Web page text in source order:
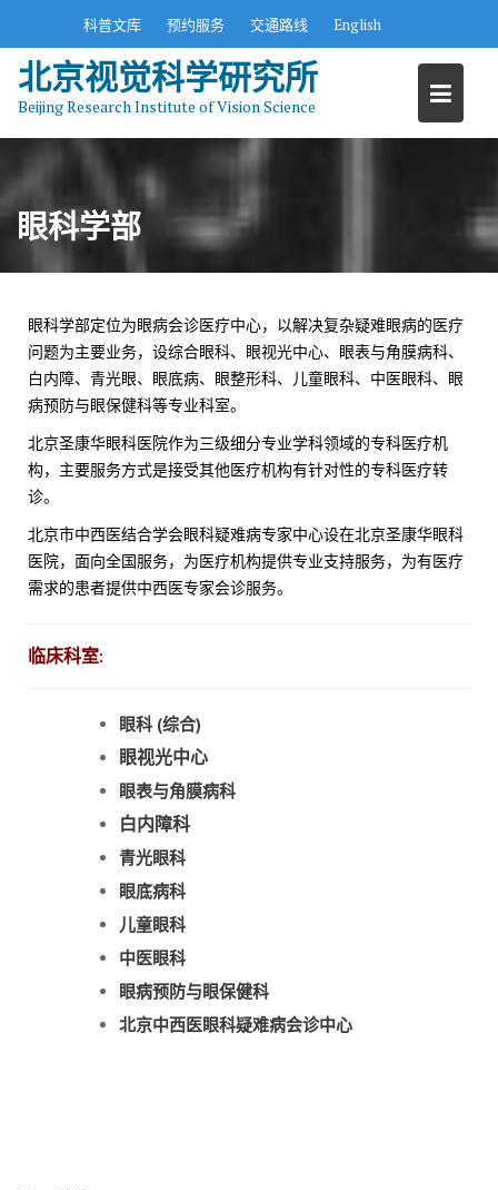
e
科普文库 预约服务 交通路线 English
北京视觉科学研究所
Beijing Research Institute of Vision Science
眼科学部
眼科学部定位为眼病会诊医疗中心，以解决复杂疑难眼病的医疗
问题为主要业务，设综合眼科、眼视光中心、眼表与角膜病科、
白内障、青光眼、眼底病、眼整形科、儿童眼科、中医眼科、眼
病预防与眼保健科等专业科室。
北京圣康华眼科医院作为三级细分专业学科领域的专科医疗机
构，主要服务方式是接受其他医疗机构有针对性的专科医疗转
诊。
北京市中西医结合学会眼科疑难病专家中心设在北京圣康华眼科
医院，面向全国服务，为医疗机构提供专业支持服务，为有医疗
需求的患者提供中西医专家会诊服务。
临床科室:
眼科 (综合)
眼视光中心
眼表与角膜病科
白内障科
青光眼科
眼底病科
儿童眼科
中医眼科
眼病预防与眼保健科
北京中西医眼科疑难病会诊中心